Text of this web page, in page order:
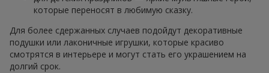
которые переносят в любимую сказку.
Для более сдержанных случаев подойдут декоративные
подушки или лаконичные игрушки, которые красиво
смотрятся в интерьере и могут стать его украшением на
долгий срок.